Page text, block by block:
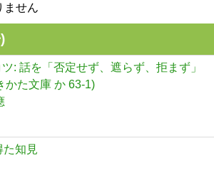
ません
: 話を「否定せず、遮らず、拒まず」
かた文庫 か 63-1)
た知見